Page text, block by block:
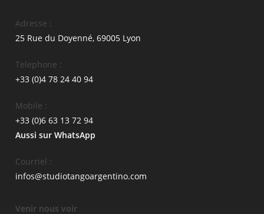
Adresse :
25 Rue du Doyenné, 69005 Lyon
Telephone :
+33 (0)4 78 24 40 94
Mobile :
+33 (0)6 63 13 72 94
Aussi sur WhatsApp
Courriel :
infos@studiotangoargentino.com
Venir nous voir